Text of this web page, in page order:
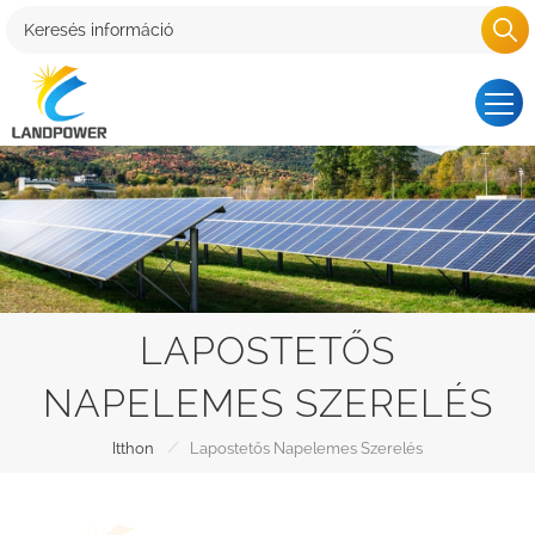
LAPOSTETŐS
NAPELEMES SZERELÉS
Itthon / Lapostetős Napelemes Szerelés